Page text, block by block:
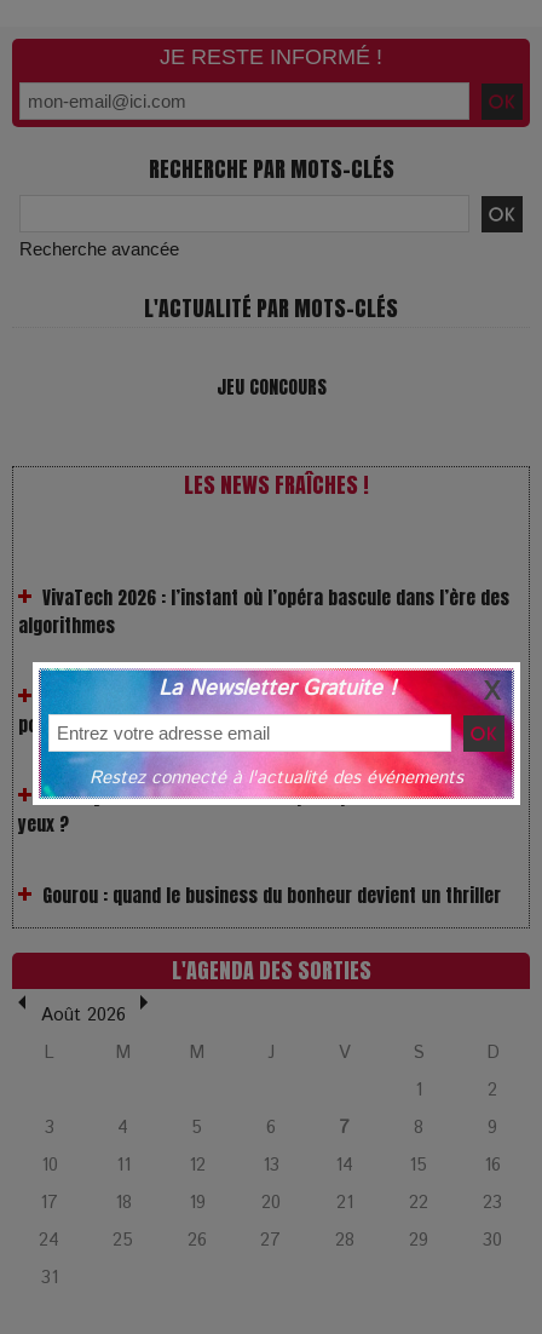
JE RESTE INFORMÉ !
RECHERCHE PAR MOTS-CLÉS
Recherche avancée
L'ACTUALITÉ PAR MOTS-CLÉS
JEU CONCOURS
LES NEWS FRAÎCHES !
algorithmes
Festivals : pourquoi les dérivés du chanvre gagnent en
popularité
Les Rayons et les Ombres : Jusqu’où peut-on fermer les
yeux ?
LOL 2.0 : aimer, grandir et se comprendre à l’ère des
humaine
L’or blanc à la croisée des chemins : Rumilly interroge
l’avenir de la montagne française
La Femme de Ménage : Plongez dans le thriller
L'AGENDA DES SORTIES
Août 2026
L
M M J V S
D
1
2
3
4 5 6 7 8
9
10
11 12 13 14 15
16
17
18 19 20 21 22
23
24
25 26 27 28 29
30
31
La Newsletter Gratuite !
Restez connecté à l'actualité des événements